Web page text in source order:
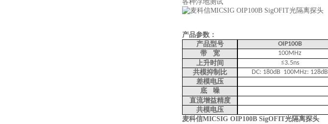
各种浮地测试
产品参数：
产品型号
OIP100B
带
宽 100MHz
上升时间
≤3.5ns
共模抑制比
DC: 180dB 100MHz: 128dB
差模电压
底
噪
直流增益精度
共模电压
麦科信MICSIG OIP100B SigOFIT光隔离探头